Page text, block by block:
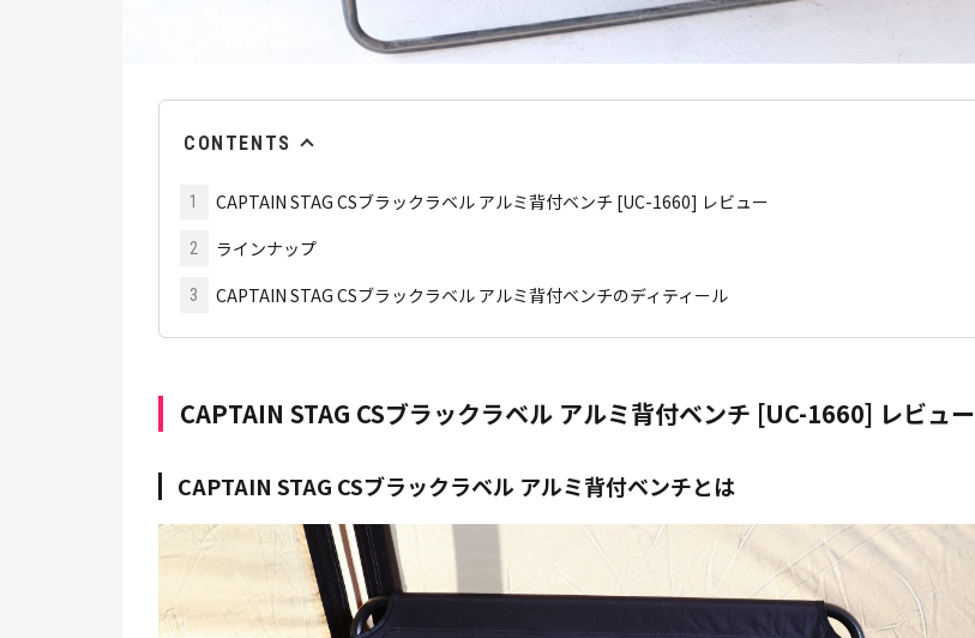
CONTENTS
1 CAPTAIN STAG CSブラックラベル アルミ背付ベンチ [UC-1660] レビュー
2 ラインナップ
3 CAPTAIN STAG CSブラックラベル アルミ背付ベンチのディティール
CAPTAIN STAG CSブラックラベル アルミ背付ベンチ [UC-1660] レビュー
CAPTAIN STAG CSブラックラベル アルミ背付ベンチとは